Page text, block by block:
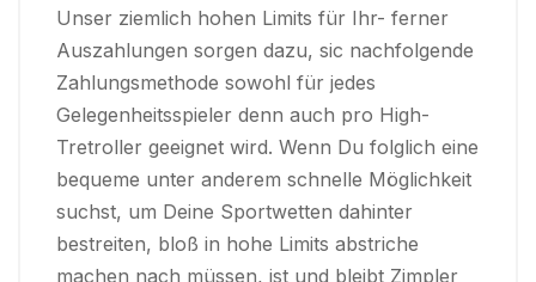
Unser ziemlich hohen Limits für Ihr- ferner
Auszahlungen sorgen dazu, sic nachfolgende
Zahlungsmethode sowohl für jedes
Gelegenheitsspieler denn auch pro High-
Tretroller geeignet wird. Wenn Du folglich eine
bequeme unter anderem schnelle Möglichkeit
suchst, um Deine Sportwetten dahinter
bestreiten, bloß in hohe Limits abstriche
machen nach müssen, ist und bleibt Zimpler